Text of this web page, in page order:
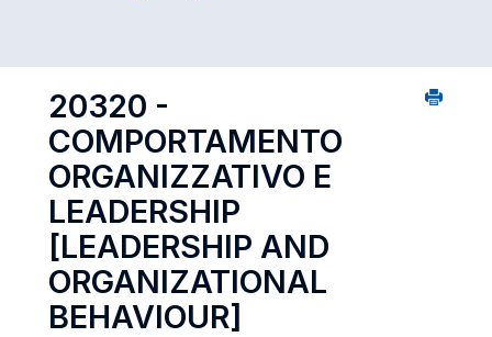
20320 -
COMPORTAMENTO
ORGANIZZATIVO E
LEADERSHIP
[LEADERSHIP AND
ORGANIZATIONAL
BEHAVIOUR]